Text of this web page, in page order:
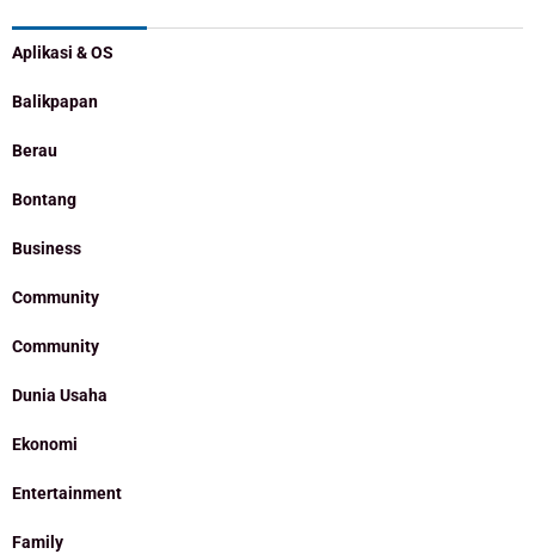
Aplikasi & OS
Balikpapan
Berau
Bontang
Business
Community
Community
Dunia Usaha
Ekonomi
Entertainment
Family